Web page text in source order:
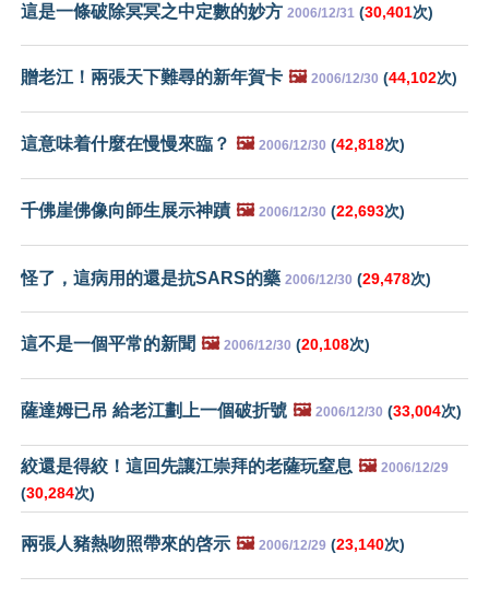
這是一條破除冥冥之中定數的妙方 2006/12/31 (30,401次)
贈老江！兩張天下難尋的新年賀卡 🖼️ 2006/12/30 (44,102次)
這意味着什麼在慢慢來臨？ 🖼️ 2006/12/30 (42,818次)
千佛崖佛像向師生展示神蹟 🖼️ 2006/12/30 (22,693次)
怪了，這病用的還是抗SARS的藥 2006/12/30 (29,478次)
這不是一個平常的新聞 🖼️ 2006/12/30 (20,108次)
薩達姆已吊 給老江劃上一個破折號 🖼️ 2006/12/30 (33,004次)
絞還是得絞！這回先讓江崇拜的老薩玩窒息 🖼️ 2006/12/29
(30,284次)
兩張人豬熱吻照帶來的啓示 🖼️ 2006/12/29 (23,140次)